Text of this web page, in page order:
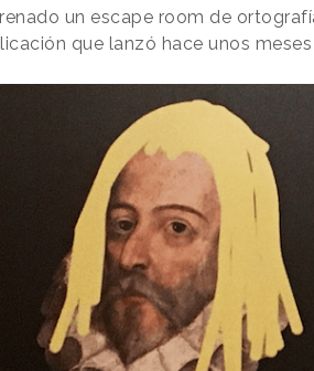
un escape room de
que lanzó hace unos